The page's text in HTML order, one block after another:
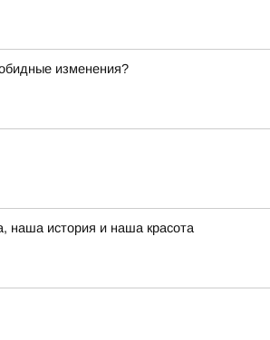
изменения?
история и наша красота